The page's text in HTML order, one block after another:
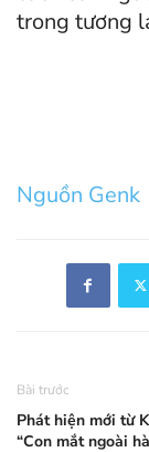
trong tương
Nguồn Genk
Bài trước
Phát hiện mới từ
“Con mắt ngoài